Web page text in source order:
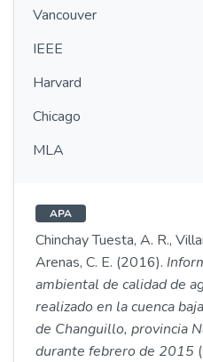
Vancouver
IEEE
Harvard
Chicago
MLA
APA
Chinchay Tuesta, A. R.,
Arenas, C. E. (2016).
ambiental de calidad de
realizado en la cuenca
de Changuillo, provincia
durante febrero de 2015